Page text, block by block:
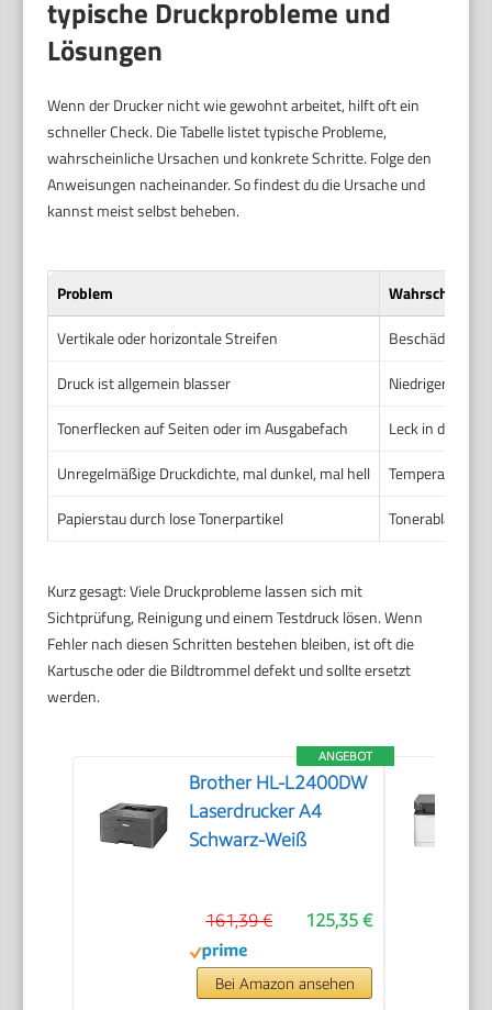
typische Druckprobleme und
Lösungen
Wenn der Drucker nicht wie gewohnt arbeitet, hilft oft ein
schneller Check. Die Tabelle listet typische Probleme,
wahrscheinliche Ursachen und konkrete Schritte. Folge den
Anweisungen nacheinander. So findest du die Ursache und
kannst meist selbst beheben.
Problem
Vertikale oder horizontale Streifen
Beschädigte
Druck ist allgemein blasser
Niedriger
Tonerflecken auf Seiten oder im Ausgabefach
Leck in der
Unregelmäßige Druckdichte, mal dunkel, mal hell
Papierstau durch lose Tonerpartikel
Kurz gesagt: Viele Druckprobleme lassen sich mit
Sichtprüfung, Reinigung und einem Testdruck lösen. Wenn
Fehler nach diesen Schritten bestehen bleiben, ist oft die
Kartusche oder die Bildtrommel defekt und sollte ersetzt
werden.
ANGEBOT
Brother HL-L2400DW
Laserdrucker A4
Schwarz-Weiß
125,35 €
161,39 €
Bei Amazon ansehen